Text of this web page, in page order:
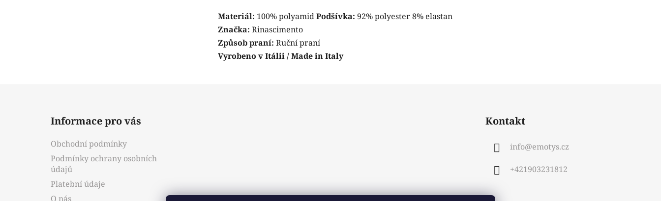
Materiál: 100% polyamidPodšívka: 92% polyester 8% elastan
Značka: Rinascimento
Způsob praní: Ruční praní
Vyrobeno v Itálii / Made in Italy
Informace pro vás
Obchodní podmínky
Podmínky ochrany osobních
údajů
Platební údaje
O nás
Kontakt
info@emotys.cz
+421903231812